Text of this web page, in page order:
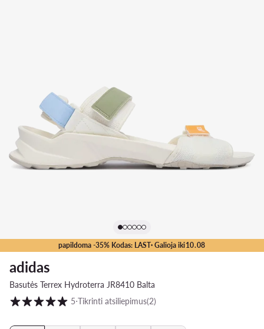
papildoma -35% Kodas: LAST· Galioja iki10.08
adidas
Basutės Terrex Hydroterra JR8410 Balta
Klientų įvertinimai skalėje nuo 1 iki 5
5⋅Tikrinti atsiliepimus(2)